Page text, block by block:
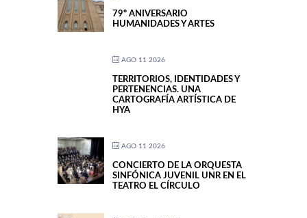
79º ANIVERSARIO
HUMANIDADES Y ARTES
AGO 11 2026
TERRITORIOS, IDENTIDADES Y
PERTENENCIAS. UNA
CARTOGRAFÍA ARTÍSTICA DE
HYA
AGO 11 2026
CONCIERTO DE LA ORQUESTA
SINFÓNICA JUVENIL UNR EN EL
TEATRO EL CÍRCULO